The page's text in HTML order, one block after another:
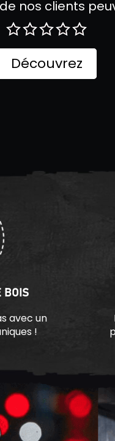
nos clients
Découvrez
BOIS
avec un
!